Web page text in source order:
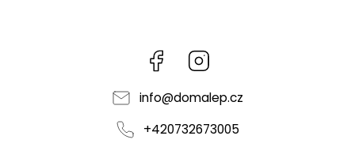
Facebook
info@domalep.cz
+420732673005